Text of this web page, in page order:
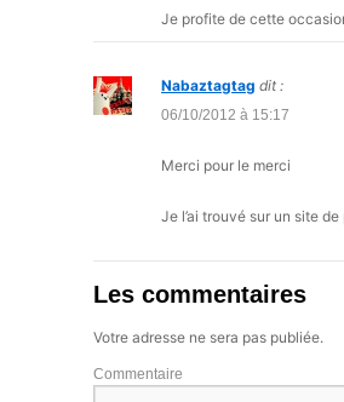
Je profite de cette
Nabaztagtag dit :
06/10/2012 à 15:17
Merci pour le merci
Je l’ai trouvé sur un site
Les commentaires
Votre adresse ne sera pas publiée.
Commentaire